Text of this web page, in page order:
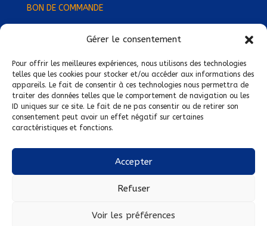
Gérer le consentement
Pour offrir les meilleures expériences, nous utilisons des technologies
telles que les cookies pour stocker et/ou accéder aux informations des
appareils. Le fait de consentir à ces technologies nous permettra de
traiter des données telles que le comportement de navigation ou les
ID uniques sur ce site. Le fait de ne pas consentir ou de retirer son
consentement peut avoir un effet négatif sur certaines
caractéristiques et fonctions.
Accepter
Refuser
Voir les préférences
BON DE COMMANDE
Devenez Délégué·e Régional·e !
Trouvez-nous près de chez vous !
Mentions légales
Conditions générales de vente
Politique de confidentialité